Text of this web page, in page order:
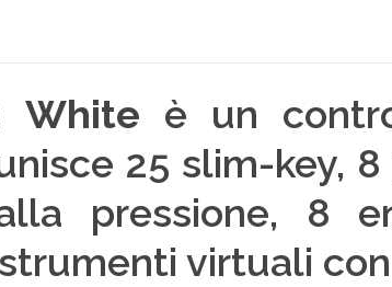
White è un
25 slim-key,
pressione, 8
virtuali